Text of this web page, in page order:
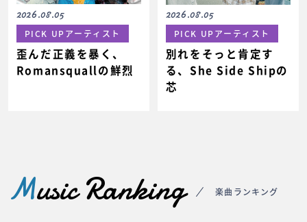
2026.08.05
PICK UPアーティスト
歪んだ正義を暴く、
Romansquallの鮮烈
2026.08.05
PICK UPアーティスト
別れをそっと肯定す
る、She Side Shipの
芯
Music Ranking 楽曲ランキング